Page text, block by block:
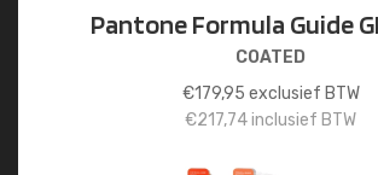
Pantone Formula Guide
COATED
€179,95 exclusief BTW
€217,74inclusief BTW